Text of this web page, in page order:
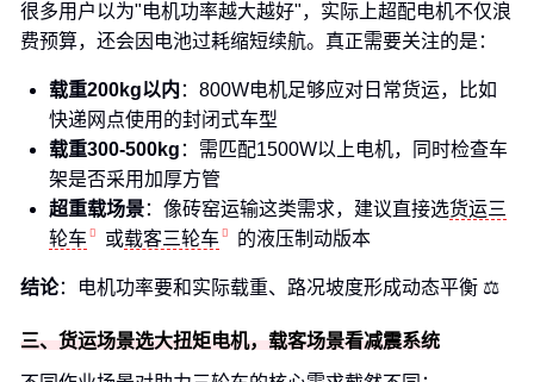
很多用户以为"电机功率越大越好"，实际上超配电机不仅浪
费预算，还会因电池过耗缩短续航。真正需要关注的是：
载重200kg以内 ：800W电机足够应对日常货运，比如
快递网点使用的封闭式车型
载重300-500kg ：需匹配1500W以上电机，同时检查车
架是否采用加厚方管
超重载场景：像砖窑运输这类需求，建议直接选货运三
轮车
或载客三轮车 的液压制动版本
结论：电机功率要和实际载重、路况坡度形成动态平衡 ⚖️
三、货运场景选大扭矩电机，载客场景看减震系统